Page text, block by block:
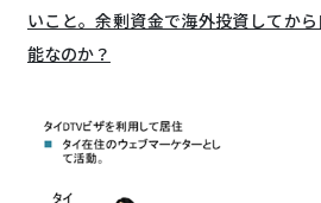
いこと。余剰資金で海外投資してか
能なのか？